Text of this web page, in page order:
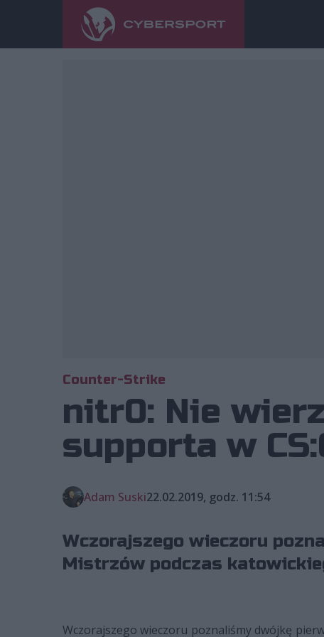
Counter-Strike
nitr0: Nie
supporta w
Adam Suski22.02.2019, godz. 11:54
Wczorajszego wieczoru
Mistrzów podczas
Wczorajszego wieczoru poznaliśmy dwójkę